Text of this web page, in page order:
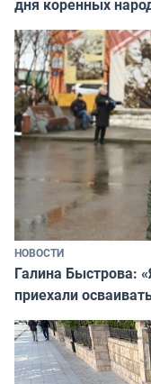
дня коренных
НОВОСТИ
Галина Быстрова:
приехали